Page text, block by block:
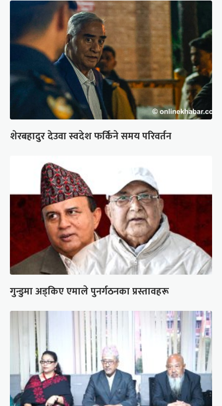
शेरबहादुर देउवा स्वदेश फर्किने समय परिवर्तन
गुन्डुमा अड्किए एमाले पुनर्गठनका प्रस्तावहरू